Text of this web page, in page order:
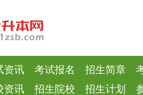
资讯 考试报名 招生简章
资讯
招生院校 招生计划